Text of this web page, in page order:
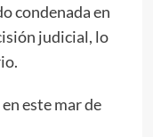
condenada en
judicial, lo
este mar de